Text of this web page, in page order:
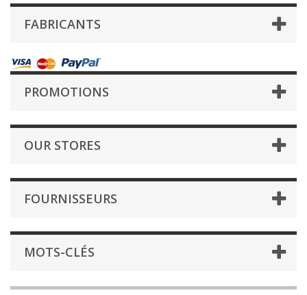
FABRICANTS
PROMOTIONS
OUR STORES
FOURNISSEURS
MOTS-CLÉS